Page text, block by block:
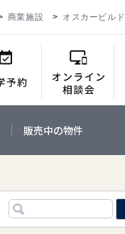
商業施設 オスカービルド
販売中の物件